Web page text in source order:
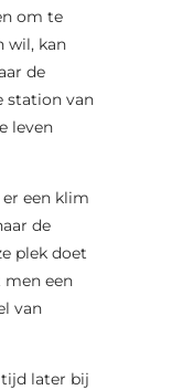
om te
wil, kan
de
station van
leven
een klim
de
plek doet
men een
van
later bij